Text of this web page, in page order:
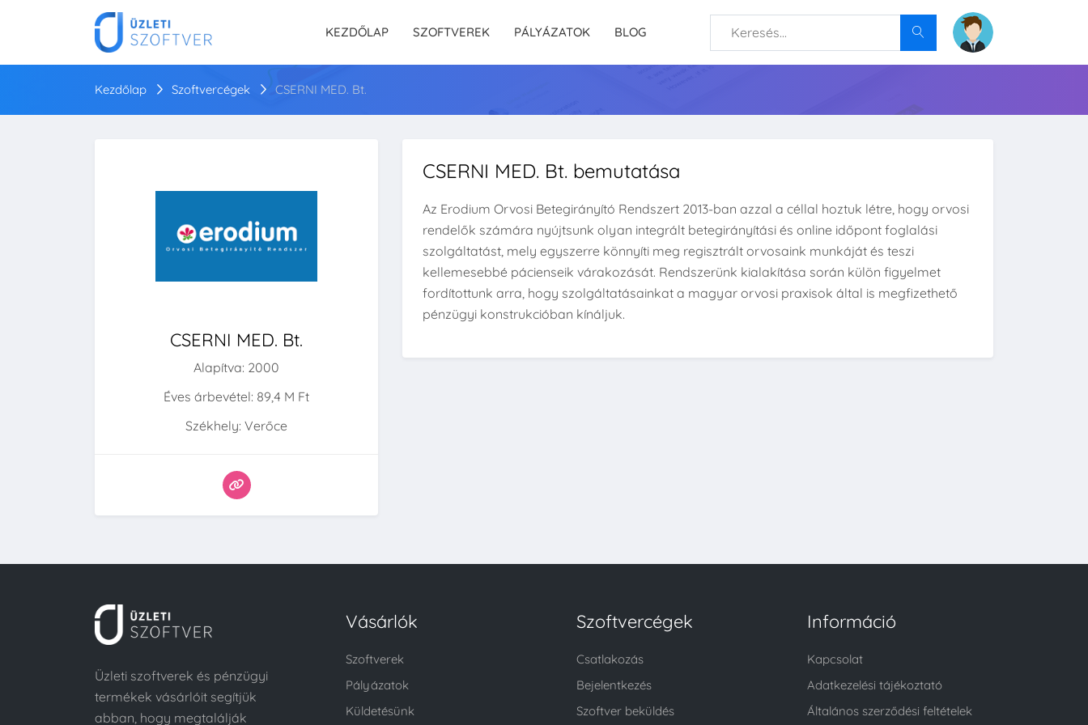
KEZDŐLAP SZOFTVEREK PÁLYÁZATOK BLOG
Kezdőlap Szoftvercégek CSERNI MED. Bt.
CSERNI MED. Bt.
Alapítva: 2000
Éves árbevétel: 89,4 M Ft
Székhely: Verőce
CSERNI MED. Bt. bemutatása
Az Erodium Orvosi Betegirányító Rendszert 2013-ban azzal a céllal hoztuk létre, hogy orvosi
rendelők számára nyújtsunk olyan integrált betegirányítási és online időpont foglalási
szolgáltatást, mely egyszerre könnyíti meg regisztrált orvosaink munkáját és teszi
kellemesebbé pácienseik várakozását. Rendszerünk kialakítása során külön figyelmet
fordítottunk arra, hogy szolgáltatásainkat a magyar orvosi praxisok által is megfizethető
pénzügyi konstrukcióban kínáljuk.
Üzleti szoftverek és pénzügyi
termékek vásárlóit segítjük
abban, hogy megtalálják
Vásárlók
Szoftverek
Pályázatok
Küldetésünk
Szoftvercégek
Csatlakozás
Bejelentkezés
Szoftver beküldés
Információ
Kapcsolat
Adatkezelési tájékoztató
Általános szerződési feltételek